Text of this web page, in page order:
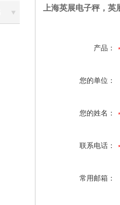
上海英展电子秤，
产品：
您的单位：
您的姓名：
联系电话：
常用邮箱：